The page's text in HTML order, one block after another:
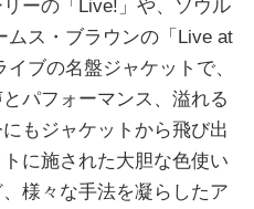
ーの「Live!」や、ソウル
ス・ブラウンの「Live at
ブの名盤ジャケットで、
パフォーマンス、溢れる
もジャケットから飛び出
に施された大胆な色使い
様々な手法を凝らしたア